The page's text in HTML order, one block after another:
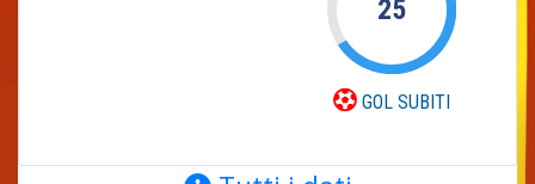
25
GOL SUBITI